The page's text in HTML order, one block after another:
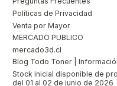
Políticas de Privacidad
Venta por Mayor
MERCADO PUBLICO
mercado3d.cl
Blog Todo Toner |
Stock inicial disponible de
del 01 al 02 de junio de 2026